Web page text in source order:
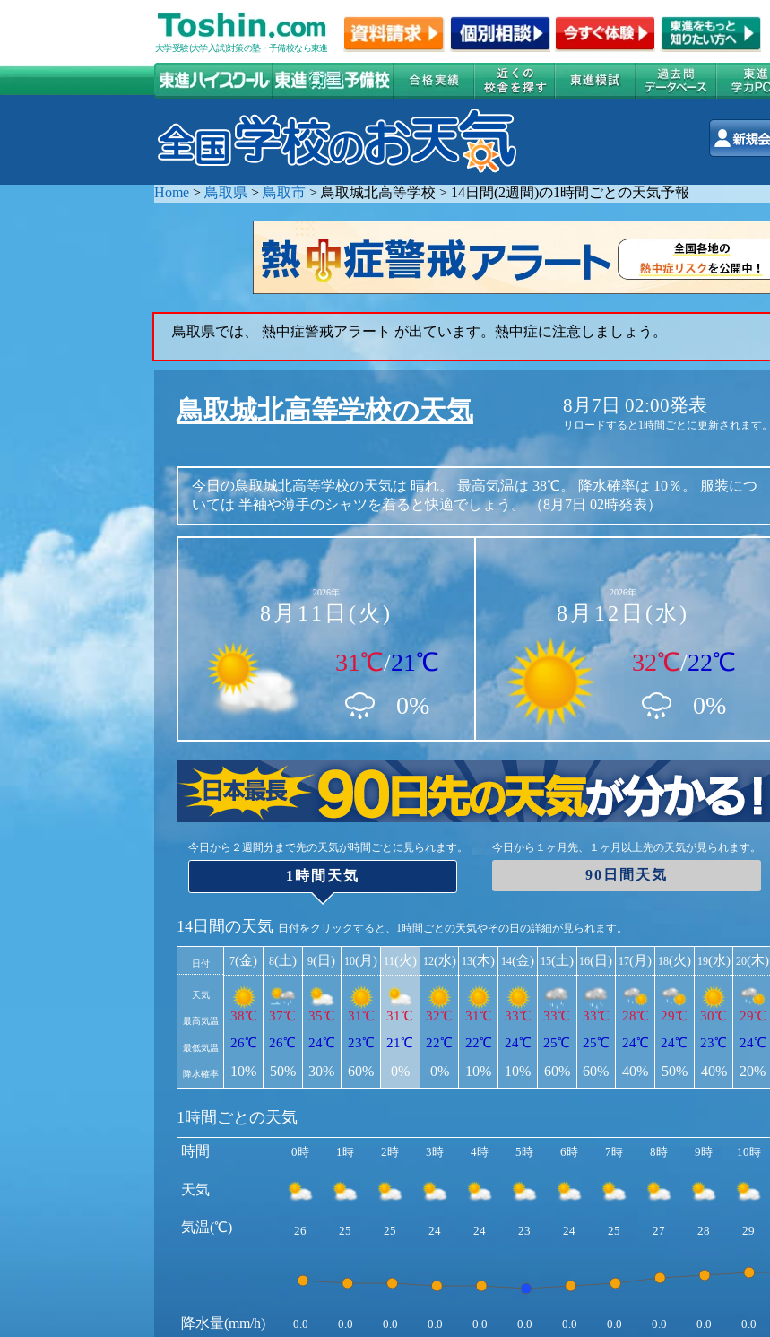
大学受験(大学入試)対策の塾・予備校なら東進
Home > 鳥取県 > 鳥取市 > 鳥取城北高等学校 > 14日間(2週間)の1時間ごとの天気予報
鳥取県では、 熱中症警戒アラート が出ています。熱中症に注意しましょう。
鳥取城北高等学校の天気 8月7日 02:00発表
リロードすると1時間ごとに更新されます。
今日の鳥取城北高等学校の天気は 晴れ。 最高気温は 38℃。 降水確率は 10％。
服装につ
いては 半袖や薄手のシャツを着ると快適でしょう。（8月7日 02時発表）
2026年
8月11日(火)
31℃/21℃
0%
2026年
8月12日(水)
32℃/22℃
0%
今日から２週間分まで先の天気が時間ごとに見られます。
1時間天気
今日から１ヶ月先、１ヶ月以上先の天気が見られます。
90日間天気
14日間の天気 日付をクリックすると、1時間ごとの天気やその日の詳細が見られます。
日付
天気
最高気温
最低気温
降水確率
7(金)
38℃
26℃
10%
8(土)
37℃
26℃
50%
9(日)
35℃
24℃
30%
10(月)
31℃
23℃
60%
11(火)
31℃
21℃
0%
12(水)
32℃
22℃
0%
13(木)
31℃
22℃
10%
14(金)
33℃
24℃
10%
15(土)
33℃
25℃
60%
16(日)
33℃
25℃
60%
17(月)
28℃
24℃
40%
18(火)
29℃
24℃
50%
19(水)
30℃
23℃
40%
20(木)
29℃
24℃
20%
1時間ごとの天気
時間
天気
気温(℃)
降水量(mm/h)
0時 1時 2時 3時 4時 5時 6時 7時 8時 9時 10時
26 25 25 24 24 23 24 25 27 28 29
0.0 0.0 0.0 0.0 0.0 0.0 0.0 0.0 0.0 0.0 0.0